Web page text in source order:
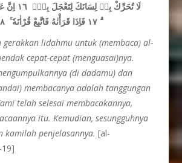
لَا تُحَرِّكْ
ثُمَّ اِنَّ عَلَيْنَا بَيَانَهٗ ۗ
gerakkan lidahmu untuk (membaca) al-
cepat-cepat (menguasai)nya.
(di dadamu) dan
membacanya adalah tanggungan
telah selesai membacakannya,
itu. Kemudian, sesungguhnya
kamilah penjelasannya. [al-